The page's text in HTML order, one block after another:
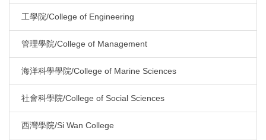
工學院/College of Engineering
管理學院/College of Management
海洋科學學院/College of Marine Sciences
社會科學院/College of Social Sciences
西灣學院/Si Wan College